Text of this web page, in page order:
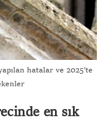
hatalar ve 2025’te
en sık